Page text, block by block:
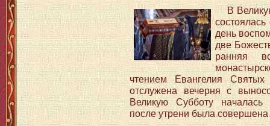
В
день
две
ранняя
чтением Евангелия
отслужена вечерня с
Великую Субботу началась
после утрени была